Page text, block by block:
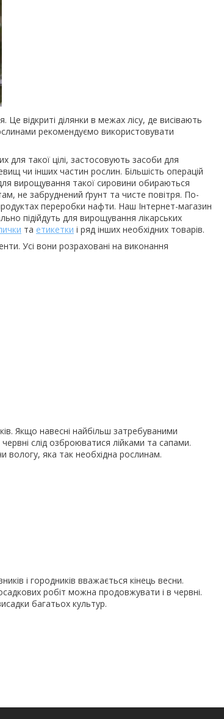
Це відкриті ділянки в межах лісу, де висівають
рекомендуємо використовувати
для такої цілі, застосовують засоби для
чи інших частин рослин. Більшість операцій
вирощування такої сировини обираються
не забруднений ґрунт та чисте повітря. По-
переробки нафти. Наш Інтернет-магазин
підійдуть для вирощування лікарських
та етикетки і ряд інших необхідних товарів.
Усі вони розраховані на виконання
Якщо навесні найбільш затребуваними
слід озброюватися лійками та сапами.
яка так необхідна рослинам.
і городників вважається кінець весни.
робіт можна продовжувати і в червні.
багатьох культур.